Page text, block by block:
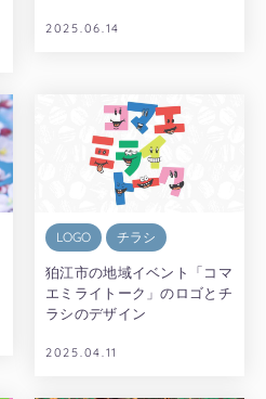
2025.06.14
LOGO チラシ
狛江市の地域イベント「コマ
エミライトーク」のロゴとチ
ラシのデザイン
2025.04.11